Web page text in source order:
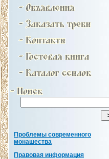
Проблемы современного
монашества
Правовая информация